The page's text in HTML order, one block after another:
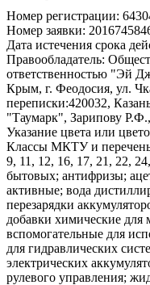
Номер регистрации:
Номер заявки:
Дата истечения срока
Правообладатель:
ответственностью "Эй
Крым, г. Феодосия, ул.
переписки:420032,
"Таумарк", Зарипову
Указание цвета или
Классы МКТУ и перечень
9, 11, 12, 16, 17, 21, 22,
бытовых; антифризы;
активные; вода
перезарядки
добавки химические для
вспомогательные для
для гидравлических
электрических
рулевого управления;